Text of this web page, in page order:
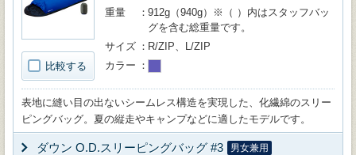
比較する
重量
912g（940g）※（ ）内はスタッフバッ
グを含む総重量です。
サイズ
R/ZIP、L/ZIP
カラー
表地に縫い目の出ないシームレス構造を実現した、化繊綿のスリー
ピングバッグ。夏の縦走やキャンプなどに適したモデルです。
ダウン O.D.スリーピングバッグ #3 男女兼用